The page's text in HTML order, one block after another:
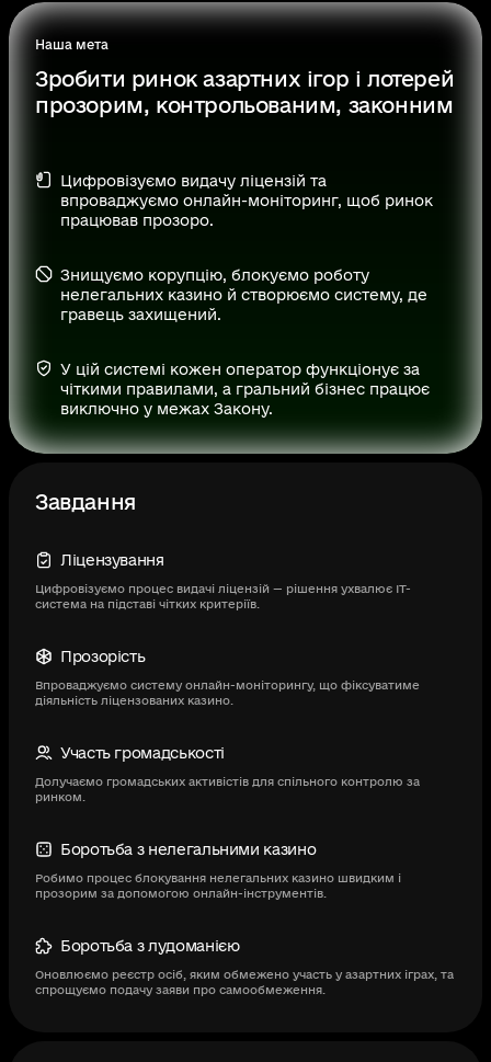
Наша мета
Зробити ринок азартних ігор і лотерей
прозорим, контрольованим, законним
Цифровізуємо видачу ліцензій та
впроваджуємо онлайн-моніторинг, щоб ринок
працював прозоро.
Знищуємо корупцію, блокуємо роботу
нелегальних казино й створюємо систему, де
гравець захищений.
У цій системі кожен оператор функціонує за
чіткими правилами, а гральний бізнес працює
виключно у межах Закону.
Завдання
Ліцензування
Цифровізуємо процес видачі ліцензій — рішення ухвалює ІТ-
система на підставі чітких критеріїв.
Прозорість
Впроваджуємо систему онлайн-моніторингу, що фіксуватиме
діяльність ліцензованих казино.
Участь громадськості
Долучаємо громадських активістів для спільного контролю за
ринком.
Боротьба з нелегальними казино
Робимо процес блокування нелегальних казино швидким і
прозорим за допомогою онлайн-інструментів.
Боротьба з лудоманією
Оновлюємо реєстр осіб, яким обмежено участь у азартних іграх, та
спрощуємо подачу заяви про самообмеження.